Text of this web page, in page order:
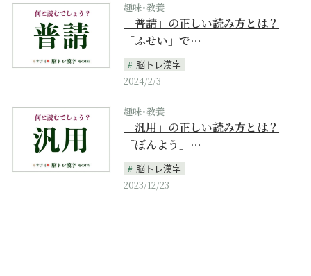
趣味･教養
「普請」の正しい読み方とは？
「ふせい」で…
脳トレ漢字
2024/2/3
趣味･教養
「汎用」の正しい読み方とは？
「ぼんよう」…
脳トレ漢字
2023/12/23